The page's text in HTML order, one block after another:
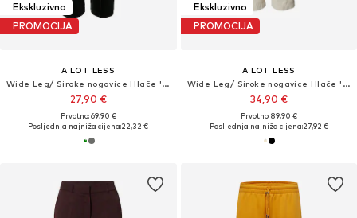
Ekskluzivno
PROMOCIJA
A LOT LESS
Wide Leg/ Široke nogavice Hlače 'Henriette'
27,90 €
Prvotno: 69,90 €
Posljednja najniža cijena:22,32 €
Ekskluzivno
PROMOCIJA
A LOT LESS
Wide Leg/ Široke nogavice Hlače 'Frances'
34,90 €
Prvotno: 89,90 €
Posljednja najniža cijena:27,92 €